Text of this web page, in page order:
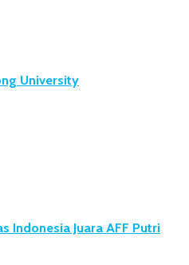
University
Indonesia Juara AFF Putri